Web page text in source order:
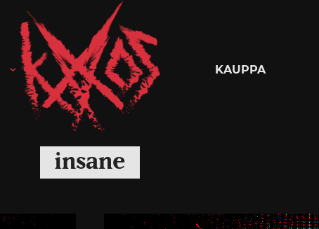
Kaaoszine KAUPPA
insane